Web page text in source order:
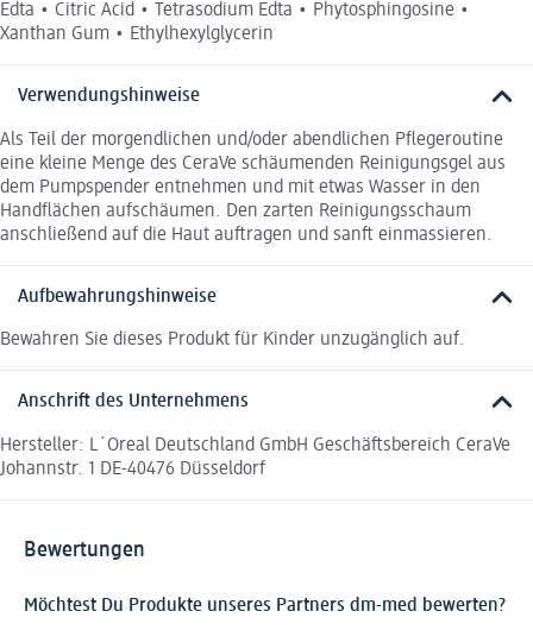
Edta • Citric Acid • Tetrasodium Edta • Phytosphingosine •
Xanthan Gum • Ethylhexylglycerin
Verwendungshinweise
Als Teil der morgendlichen und/oder abendlichen Pflegeroutine
eine kleine Menge des CeraVe schäumenden Reinigungsgel aus
dem Pumpspender entnehmen und mit etwas Wasser in den
Handflächen aufschäumen. Den zarten Reinigungsschaum
anschließend auf die Haut auftragen und sanft einmassieren.
Aufbewahrungshinweise
Bewahren Sie dieses Produkt für Kinder unzugänglich auf.
Anschrift des Unternehmens
Hersteller: L´Oreal Deutschland GmbH Geschäftsbereich CeraVe
Johannstr. 1 DE-40476 Düsseldorf
Bewertungen
Möchtest Du Produkte unseres Partners dm-med bewerten?